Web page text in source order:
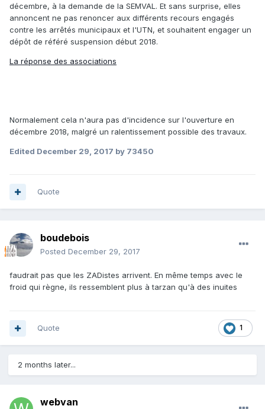
décembre, à la demande de la SEMVAL. Et sans surprise, elles
annoncent ne pas renoncer aux différents recours engagés
contre les arrêtés municipaux et l'UTN, et souhaitent engager un
dépôt de référé suspension début 2018.
La réponse des associations
Normalement cela n'aura pas d'incidence sur l'ouverture en
décembre 2018, malgré un ralentissement possible des travaux.
Edited December 29, 2017 by 73450
Quote
boudebois
Posted December 29, 2017
faudrait pas que les ZADistes arrivent. En même temps avec le
froid qui règne, ils ressemblent plus à tarzan qu'à des inuites
1
Quote
2 months later...
webvan